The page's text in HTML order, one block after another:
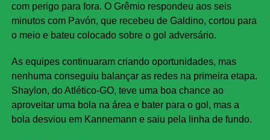
com perigo para fora. O Grêmio respondeu aos seis
minutos com Pavón, que recebeu de Galdino, cortou para
o meio e bateu colocado sobre o gol adversário.
As equipes continuaram criando oportunidades, mas
nenhuma conseguiu balançar as redes na primeira etapa.
Shaylon, do Atlético-GO, teve uma boa chance ao
aproveitar uma bola na área e bater para o gol, mas a
bola desviou em Kannemann e saiu pela linha de fundo.